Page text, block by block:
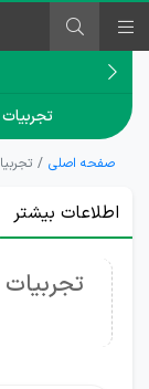
صفحه اصلی
اطلاعات بیشتر